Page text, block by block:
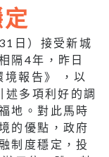
日）接受新城
隔4年，昨日
境報告》 ，以
述多項利好的調
地。對此馬時
的優點，政府
制度穩定，投